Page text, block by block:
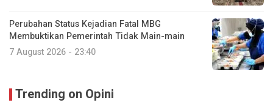
Perubahan Status Kejadian Fatal MBG
Membuktikan Pemerintah Tidak Main-main
7 August 2026 - 23:40
Trending on Opini